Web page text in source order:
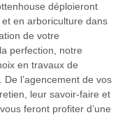
déploieront
en arboriculture dans
de votre
perfection, notre
en travaux de
l’agencement de vos
leur savoir-faire et
feront profiter d’une